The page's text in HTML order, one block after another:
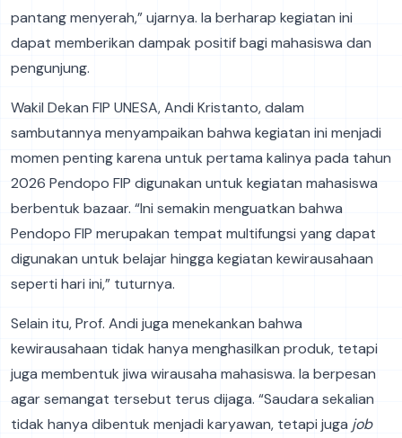
pantang menyerah,” ujarnya. Ia berharap kegiatan ini
dapat memberikan dampak positif bagi mahasiswa dan
pengunjung.
Wakil Dekan FIP UNESA, Andi Kristanto, dalam
sambutannya menyampaikan bahwa kegiatan ini menjadi
momen penting karena untuk pertama kalinya pada tahun
2026 Pendopo FIP digunakan untuk kegiatan mahasiswa
berbentuk bazaar. “Ini semakin menguatkan bahwa
Pendopo FIP merupakan tempat multifungsi yang dapat
digunakan untuk belajar hingga kegiatan kewirausahaan
seperti hari ini,” tuturnya.
Selain itu, Prof. Andi juga menekankan bahwa
kewirausahaan tidak hanya menghasilkan produk, tetapi
juga membentuk jiwa wirausaha mahasiswa. Ia berpesan
agar semangat tersebut terus dijaga. “Saudara sekalian
tidak hanya dibentuk menjadi karyawan, tetapi juga job